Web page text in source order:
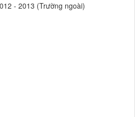
- 2013 (Trường ngoài)